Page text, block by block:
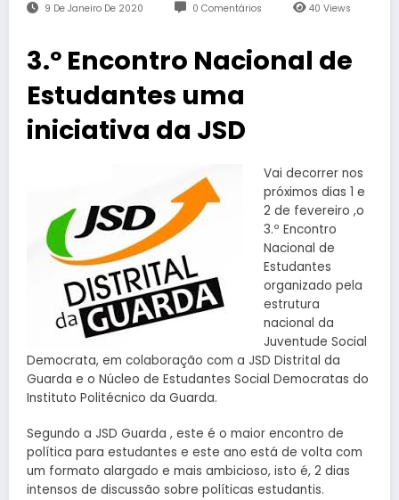
9 De Janeiro De 2020 0 Comentários 40Views
3.º Encontro Nacional de
Estudantes uma
iniciativa da JSD
Vai decorrer nos
próximos dias 1 e
2 de fevereiro ,o
3.º Encontro
Nacional de
Estudantes
organizado pela
estrutura
nacional da
Juventude Social
Democrata, em colaboração com a JSD Distrital da
Guarda e o Núcleo de Estudantes Social Democratas do
Instituto Politécnico da Guarda.
Segundo a JSD Guarda , este é o maior encontro de
política para estudantes e este ano está de volta com
um formato alargado e mais ambicioso, isto é, 2 dias
intensos de discussão sobre políticas estudantis.